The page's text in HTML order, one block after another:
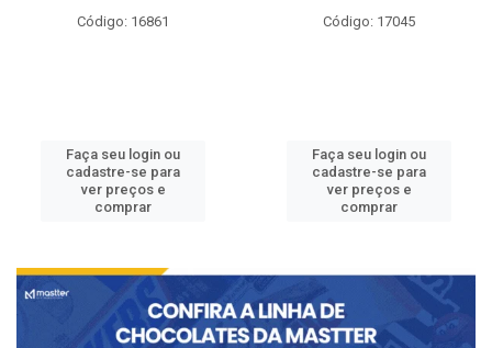
Código: 16861
Faça seu login ou
cadastre-se para
ver preços e
comprar
Código: 17045
Faça seu login ou
cadastre-se para
ver preços e
comprar